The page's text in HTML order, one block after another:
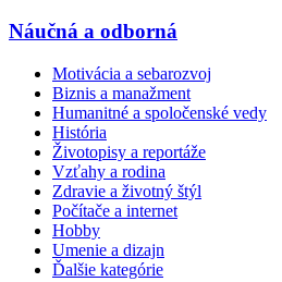
Náučná a odborná
Motivácia a sebarozvoj
Biznis a manažment
Humanitné a spoločenské vedy
História
Životopisy a reportáže
Vzťahy a rodina
Zdravie a životný štýl
Počítače a internet
Hobby
Umenie a dizajn
Ďalšie kategórie